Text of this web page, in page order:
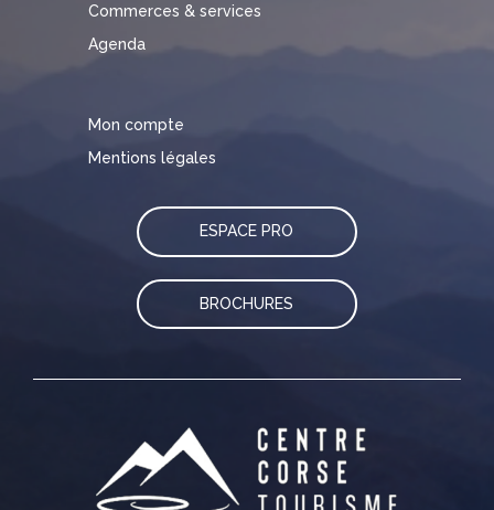
Commerces & services
Agenda
Mon compte
Mentions légales
ESPACE PRO
BROCHURES